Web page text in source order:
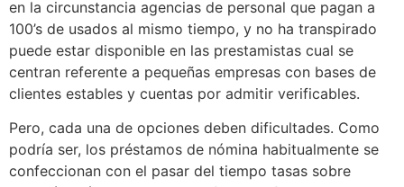
en la circunstancia agencias de personal que pagan a
100’s de usados al mismo tiempo, y no ha transpirado
puede estar disponible en las prestamistas cual se
centran referente a pequeñas empresas con bases de
clientes estables y cuentas por admitir verificables.
Pero, cada una de opciones deben dificultades. Como
podrí­a ser, los préstamos de nómina habitualmente se
confeccionan con el pasar del tiempo tasas sobre